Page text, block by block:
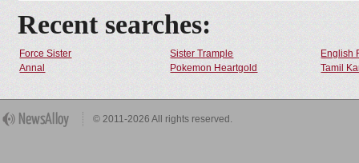
Recent searches:
Force Sister Sister Trample
English
Annal
Pokemon Heartgold Tamil
© 2011-2026 All rights reserved.